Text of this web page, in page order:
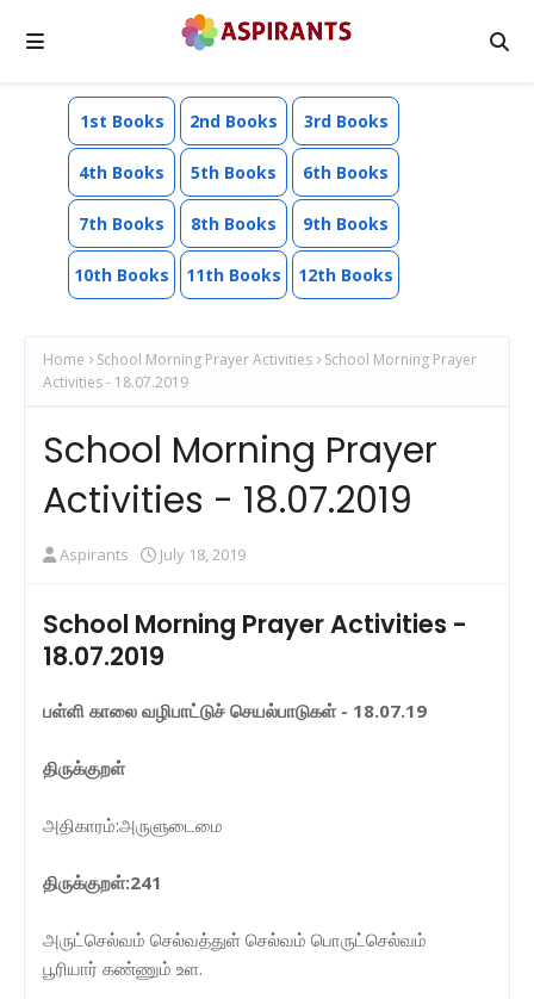
1st Books 2nd Books 3rd Books
4th Books 5th Books 6th Books
7th Books 8th Books 9th Books
10th Books 11th Books 12th Books
Home School Morning Prayer Activities
School Morning Prayer
Activities - 18.07.2019
School Morning Prayer
Activities - 18.07.2019
Aspirants July 18, 2019
School Morning Prayer Activities -
18.07.2019
பள்ளி காலை வழிபாட்டுச் செயல்பாடுகள் - 18.07.19
திருக்குறள்
அதிகாரம்:அருளுடைமை
திருக்குறள்:241
அருட்செல்வம் செல்வத்துள் செல்வம் பொருட்செல்வம்
பூரியார் கண்ணும் உள.